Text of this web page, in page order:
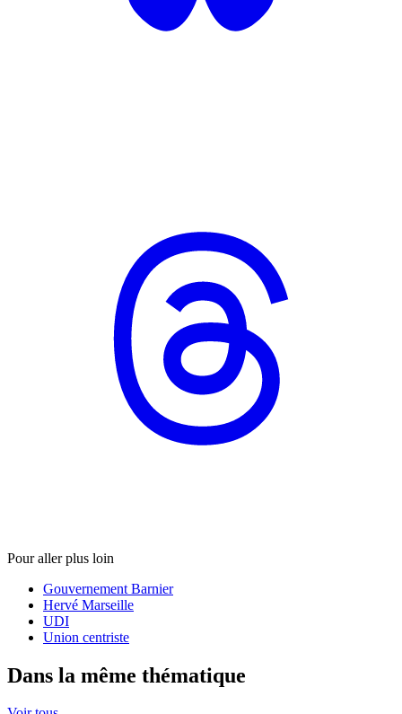
Pour aller plus loin
Gouvernement Barnier
Hervé Marseille
UDI
Union centriste
Dans la même thématique